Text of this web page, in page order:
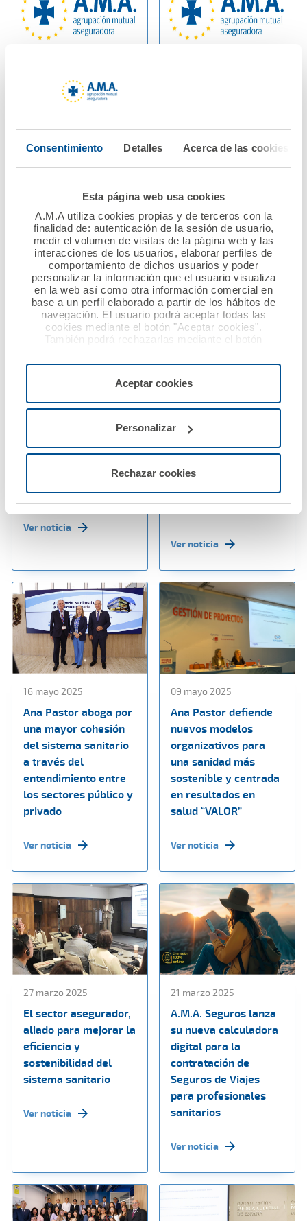
Consentimiento Detalles Acerca de las cookies
Esta página web usa cookies
A.M.A utiliza cookies propias y de terceros con la
finalidad de: autenticación de la sesión de usuario,
medir el volumen de visitas de la página web y las
interacciones de los usuarios, elaborar perfiles de
comportamiento de dichos usuarios y poder
personalizar la información que el usuario visualiza
en la web así como otra información comercial en
base a un perfil elaborado a partir de los hábitos de
navegación. El usuario podrá aceptar todas las
cookies mediante el botón "Aceptar cookies".
También podrá rechazarlas mediante el botón
"Rechazar", donde se rechazarán todas las cookies
menos las necesarias para permitir el acceso a los
configurarlas usando el botón “Personalizar".
Aceptar cookies
Personalizar
Rechazar cookies
02 julio 2025
Fundación A.M.A.
aprueba por
Ver noticia
lanza la convocatoria
del XII Premio
60.000 euros
Ver noticia
sobre el aumento de
profesionales
sanitarios y reclama
una respuesta legal
firme y homogénea
Ver noticia
obtenido un beneficio
de 23,93 millones de
euros en 2024 y
refuerza su liderazgo
como mutua de
referencia del sector
Ver noticia
16 mayo 2025
Ana Pastor aboga por
una mayor cohesión
del sistema sanitario
a través del
entendimiento entre
los sectores público y
privado
Ver noticia
09 mayo 2025
Ana Pastor defiende
nuevos modelos
organizativos para
una sanidad más
sostenible y centrada
en resultados en
salud “VALOR”
Ver noticia
27 marzo 2025
El sector asegurador,
aliado para mejorar la
eficiencia y
sostenibilidad del
sistema sanitario
Ver noticia
21 marzo 2025
A.M.A. Seguros lanza
su nueva calculadora
digital para la
contratación de
Seguros de Viajes
para profesionales
sanitarios
Ver noticia